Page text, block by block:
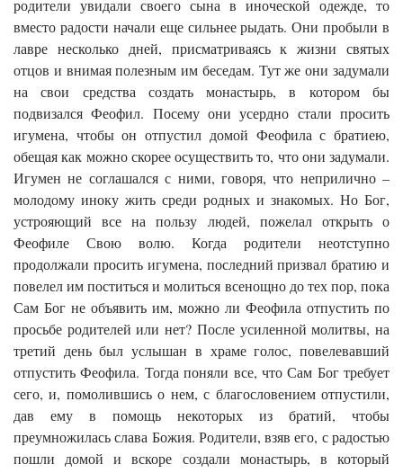
родители увидали своего сына в иноческой одежде, то
вместо радости начали еще сильнее рыдать. Они пробыли в
лавре несколько дней, присматриваясь к жизни святых
отцов и внимая полезным им беседам. Тут же они задумали
на свои средства создать монастырь, в котором бы
подвизался Феофил. Посему они усердно стали просить
игумена, чтобы он отпустил домой Феофила с братиею,
обещая как можно скорее осуществить то, что они задумали.
Игумен не соглашался с ними, говоря, что неприлично –
молодому иноку жить среди родных и знакомых. Но Бог,
устрояющий все на пользу людей, пожелал открыть о
Феофиле Свою волю. Когда родители неотступно
продолжали просить игумена, последний призвал братию и
повелел им поститься и молиться всенощно до тех пор, пока
Сам Бог не объявить им, можно ли Феофила отпустить по
просьбе родителей или нет? После усиленной молитвы, на
третий день был услышан в храме голос, повелевавший
отпустить Феофила. Тогда поняли все, что Сам Бог требует
сего, и, помолившись о нем, с благословением отпустили,
дав ему в помощь некоторых из братий, чтобы
преумножилась слава Божия. Родители, взяв его, с радостью
пошли домой и вскоре создали монастырь, в который